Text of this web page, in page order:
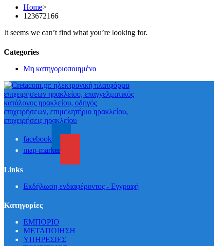
Home>
123672166
It seems we can’t find what you’re looking for.
Categories
Μη κατηγοριοποιημένο
facebook
map-marker
Links
Εκδήλωση ενδιαφέροντος - Εγγραφή
Κατηγορίες
ΕΜΠΟΡΙΟ
ΜΕΤΑΠΟΙΗΣΗ
ΥΠΗΡΕΣΙΕΣ